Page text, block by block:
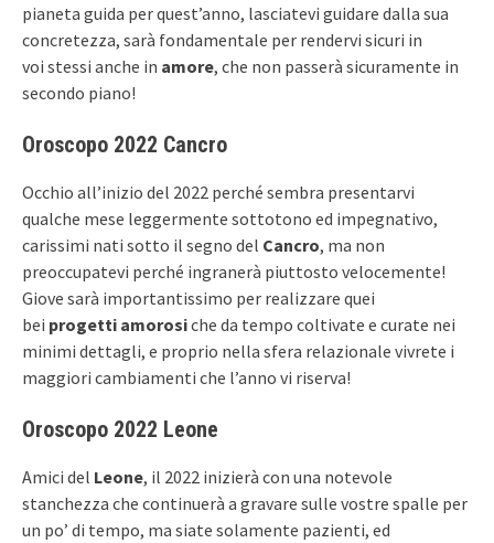
pianeta guida per quest’anno, lasciatevi guidare dalla sua
concretezza, sarà fondamentale per rendervi sicuri in
voi stessi anche in amore, che non passerà sicuramente in
secondo piano!
Oroscopo 2022 Cancro
Occhio all’inizio del 2022 perché sembra presentarvi
qualche mese leggermente sottotono ed impegnativo,
carissimi nati sotto il segno del Cancro, ma non
preoccupatevi perché ingranerà piuttosto velocemente!
Giove sarà importantissimo per realizzare quei
bei progetti amorosiche da tempo coltivate e curate nei
minimi dettagli, e proprio nella sfera relazionale vivrete i
maggiori cambiamenti che l’anno vi riserva!
Oroscopo 2022 Leone
Amici del Leone, il 2022 inizierà con una notevole
stanchezza che continuerà a gravare sulle vostre spalle per
un po’ di tempo, ma siate solamente pazienti, ed